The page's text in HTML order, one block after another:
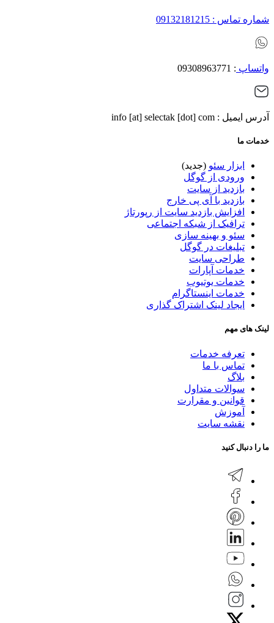
شماره تماس : 09132181215
واتساپ : 09308963771
آدرس ایمیل : info [at] selectak [dot] com
خدمات ما
ابزار سئو (جدید)
ورودی از گوگل
بازدید از سایت
بازدید با آی پی خارج
افزایش بازدید سایت از رپورتاژ
ترافیک از شبکه اجتماعی
سئو و بهینه سازی
تبلیغات در گوگل
طراحی سایت
خدمات آپارات
خدمات یوتیوب
خدمات اینستاگرام
ایجاد لینک اشتراک گذاری
لینک های مهم
تعرفه خدمات
تماس با ما
بلاگ
سوالات متداول
قوانین و مقرارت
آموزش
نقشه سایت
ما را دنبال کنید